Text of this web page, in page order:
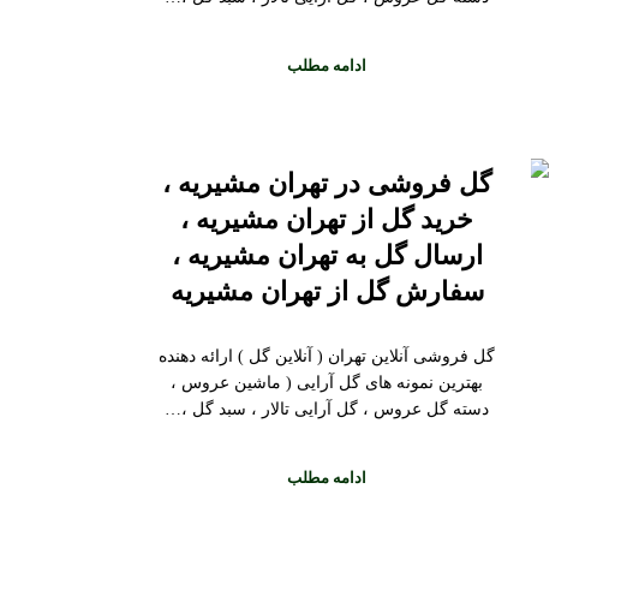
ادامه مطلب
گل فروشی در تهران مشیریه ،
خرید گل از تهران مشیریه ،
ارسال گل به تهران مشیریه ،
سفارش گل از تهران مشیریه
گل فروشی آنلاین تهران ( آنلاین گل ) ارائه دهنده
بهترین نمونه های گل آرایی ( ماشین عروس ،
دسته گل عروس ، گل آرایی تالار ، سبد گل ،…
ادامه مطلب